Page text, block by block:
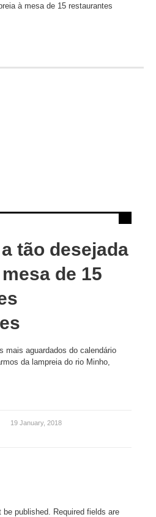
tão desejada
de 15
mais aguardados do calendário
da lampreia do rio Minho,
19 January, 2018
be published. Required fields are